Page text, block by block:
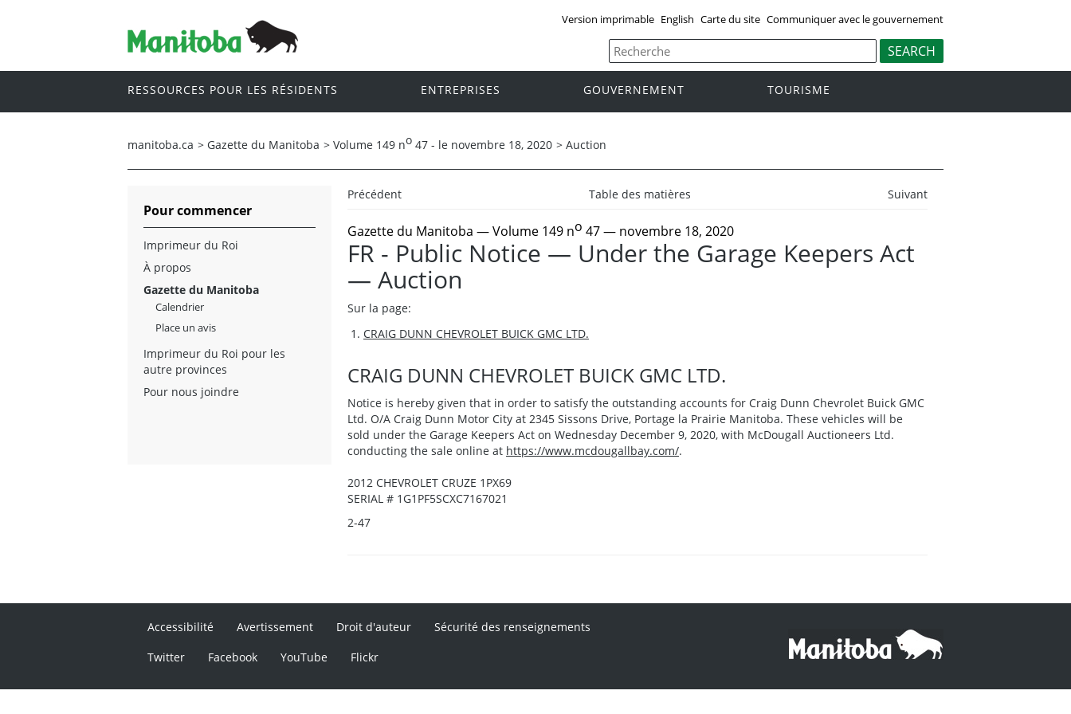
Version imprimable English Carte du site Communiquer avec le gouvernement
RESSOURCES POUR LES RÉSIDENTS ENTREPRISES GOUVERNEMENT TOURISME
manitoba.ca > Gazette du Manitoba > Volume 149 no 47 - le novembre 18, 2020 > Auction
Précédent Table des matières Suivant
Gazette du Manitoba — Volume 149 no 47 — novembre 18, 2020
FR - Public Notice — Under the Garage Keepers Act
— Auction
Sur la page:
CRAIG DUNN CHEVROLET BUICK GMC LTD.
CRAIG DUNN CHEVROLET BUICK GMC LTD.
Notice is hereby given that in order to satisfy the outstanding accounts for Craig Dunn Chevrolet Buick GMC
Ltd. O/A Craig Dunn Motor City at 2345 Sissons Drive, Portage la Prairie Manitoba. These vehicles will be
sold under the Garage Keepers Act on Wednesday December 9, 2020, with McDougall Auctioneers Ltd.
conducting the sale online at https://www.mcdougallbay.com/.
2012 CHEVROLET CRUZE 1PX69
SERIAL # 1G1PF5SCXC7167021
2-47
Pour commencer
Imprimeur du Roi
À propos
Gazette du Manitoba
Calendrier
Place un avis
Imprimeur du Roi pour les
autre provinces
Pour nous joindre
Accessibilité Avertissement Droit d'auteur
Sécurité des renseignements
Twitter
Facebook YouTube Flickr